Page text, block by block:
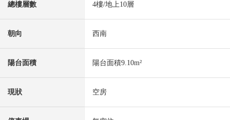
總樓層數 4樓/地上10層
朝向 西南
陽台面積 陽台面積9.10m²
現狀 空房